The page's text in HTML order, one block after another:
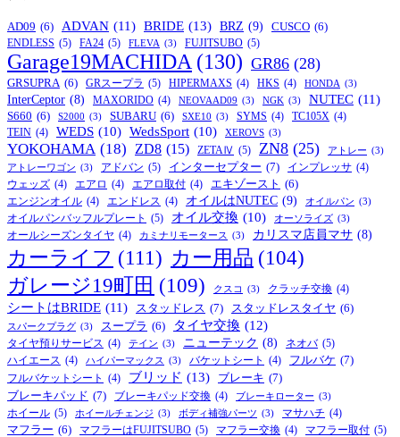
AD09 (6) ADVAN (11) BRIDE (13) BRZ (9) CUSCO (6)
ENDLESS (5) FA24 (5) FLEVA (3) FUJITSUBO (5)
Garage19MACHIDA (130) GR86 (28)
GRSUPRA (6) GRスープラ (5) HIPERMAXS (4) HKS (4) HONDA (3)
InterCeptor (8) MAXORIDO (4) NEOVAAD09 (3) NGK (3) NUTEC (11)
S660 (6) S2000 (3) SUBARU (6) SXE10 (3) SYMS (4) TC105X (4)
TEIN (4) WEDS (10) WedsSport (10) XEROVS (3)
YOKOHAMA (18) ZD8 (15) ZETAⅣ (5) ZN8 (25) アトレー (3)
アトレーワゴン (3) アドバン (5) インターセプター (7) インプレッサ (4)
ウェッズ (4) エアロ (4) エアロ取付 (4) エキゾースト (6)
エンジンオイル (4) エンドレス (4) オイルはNUTEC (9) オイルパン (3)
オイルパンバッフルプレート (5) オイル交換 (10) オーソライズ (3)
オールシーズンタイヤ (4) カミナリモータース (3) カリスマ店員マサ (8)
カーライフ (111) カー用品 (104)
ガレージ19町田 (109) クスコ (3) クラッチ交換 (4)
シートはBRIDE (11) スタッドレス (7) スタッドレスタイヤ (6)
スパークプラグ (3) スープラ (6) タイヤ交換 (12)
タイヤ預りサービス (4) テイン (3) ニューテック (8) ネオバ (5)
ハイエース (4) ハイパーマックス (3) バケットシート (4) フルバケ (7)
フルバケットシート (4) ブリッド (13) ブレーキ (7)
ブレーキパッド (7) ブレーキパッド交換 (4) ブレーキローター (3)
ホイール (5) ホイールチェンジ (3) ボディ補強パーツ (3) マサハチ (4)
マフラー (6) マフラーはFUJITSUBO (5) マフラー交換 (4) マフラー取付 (5)